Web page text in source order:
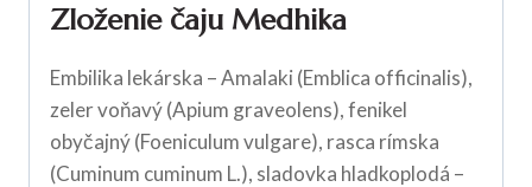
Zloženie čaju Medhika
Embilika lekárska – Amalaki (Emblica officinalis),
zeler voňavý (Apium graveolens), fenikel
obyčajný (Foeniculum vulgare), rasca rímska
(Cuminum cuminum L.), sladovka hladkoplodá –